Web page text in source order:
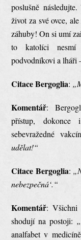
poslušně
život za své ovce,
záhuby! On si umí
to katolíci nesmí
podvodníkovi a lháři
Citace Bergoglia:
Komentář:
přístup,
sebevražedné
udělat!“
Citace Bergoglia:
nebezpečná‘.“
Komentář: Všichni
shodují na postoji:
analfabet v